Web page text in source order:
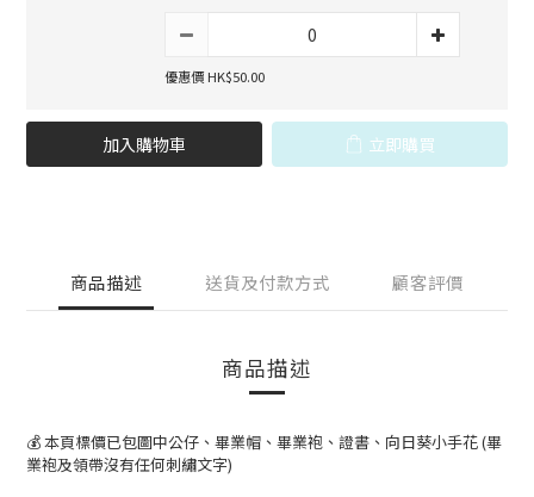
優惠價 HK$50.00
加入購物車 立即購買
商品描述 送貨及付款方式 顧客評價
商品描述
💰 本頁標價已包圖中公仔、畢業帽、畢業袍、證書、向日葵小手花 (畢
業袍及領帶沒有任何刺繡文字)